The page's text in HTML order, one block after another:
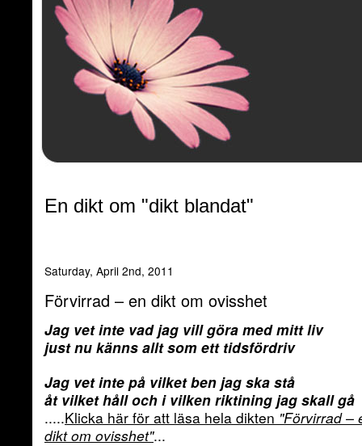
Warning : include() [ function.include
En dikt om "dikt blandat"
Saturday, April 2nd, 2011
Förvirrad – en dikt om ovisshet
Jag vet inte vad jag vill göra med mitt liv
just nu känns allt som ett tidsfördriv
Jag vet inte på vilket ben jag ska stå
åt vilket håll och i vilken riktining jag skall gå
.....Klicka här för att läsa hela dikten "Förvirrad –
dikt om ovisshet"...